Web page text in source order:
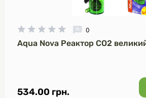
0
Aqua Nova Реактор CO2
534.00 грн.